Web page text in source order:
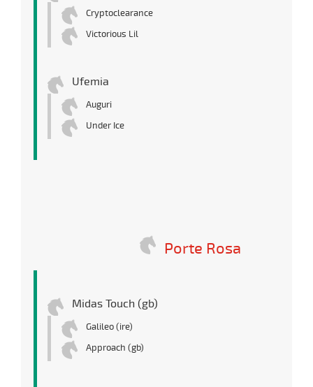
Cryptoclearance
Victorious Lil
Ufemia
Auguri
Under Ice
Porte Rosa
Midas Touch (gb)
Galileo (ire)
Approach (gb)